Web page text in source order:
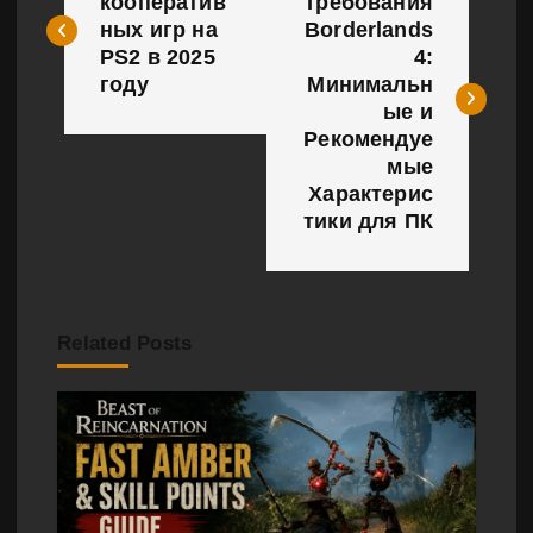
в
я
п
о
ных игр на
PS2 в 2025
году
Borderlands
4:
Минимальн
ые и
Рекомендуе
мые
Характерис
тики для ПК
Related Posts